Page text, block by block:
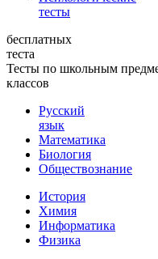
тесты
бесплатных
теста
Тесты по школьным
классов
Русский
язык
Математика
Биология
Обществознание
История
Химия
Информатика
Физика